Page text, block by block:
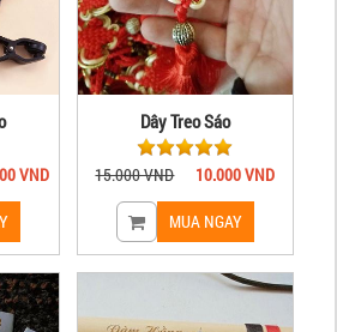
VND
Dây Treo Sáo
15.000 VND 10.000 VND